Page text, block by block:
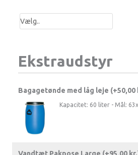
Ekstraudstyr
Bagagetønde med låg leje (+50,00
Kapacitet: 60 liter - Mål: